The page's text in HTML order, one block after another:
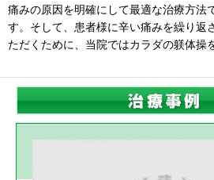
痛みの原因を明確にして最適な治療方法
す。そして、患者様に辛い痛みを繰り返
ただくために、当院ではカラダの躾体操